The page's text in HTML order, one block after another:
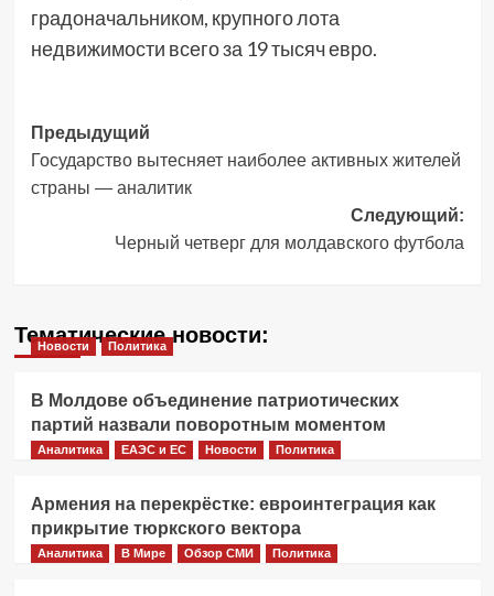
градоначальником, крупного лота
недвижимости всего за 19 тысяч евро.
Навигация
записи
Предыдущий
Государство вытесняет наиболее активных жителей
страны — аналитик
Следующий:
Черный четверг для молдавского футбола
Тематические новости:
Новости Политика
В Молдове объединение патриотических
партий назвали поворотным моментом
Аналитика ЕАЭС и ЕС Новости Политика
Армения на перекрёстке: евроинтеграция как
прикрытие тюркского вектора
Аналитика В Мире Обзор СМИ Политика